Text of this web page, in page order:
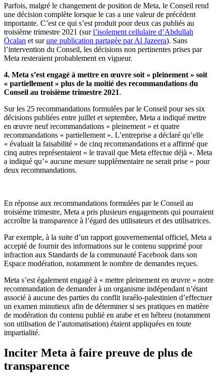
Parfois, malgré le changement de position de Meta, le Conseil rend
une décision complète lorsque le cas a une valeur de précédent
importante. C’est ce qui s’est produit pour deux cas publiés au
troisième trimestre 2021 (surl’isolement cellulaire d’Abdullah
Öcalan et surune publication partagée par Al Jazeera). Sans
l’intervention du Conseil, les décisions non pertinentes prises par
Meta resteraient probablement en vigueur.
4. Meta s’est engagé à mettre en œuvre soit « pleinement » soit
« partiellement » plus de la moitié des recommandations du
Conseil au troisième trimestre 2021.
Sur les 25 recommandations formulées par le Conseil pour ses six
décisions publiées entre juillet et septembre, Meta a indiqué mettre
en œuvre neuf recommandations « pleinement » et quatre
recommandations « partiellement ». L’entreprise a déclaré qu’elle
« évaluait la faisabilité » de cinq recommandations et a affirmé que
cinq autres représentaient « le travail que Meta effectue déjà ». Meta
a indiqué qu’« aucune mesure supplémentaire ne serait prise » pour
deux recommandations.
En réponse aux recommandations formulées par le Conseil au
troisième trimestre, Meta a pris plusieurs engagements qui pourraient
accroître la transparence à l’égard des utilisateurs et des utilisatrices.
Par exemple, à la suite d’un rapport gouvernemental officiel, Meta a
accepté de fournir des informations sur le contenu supprimé pour
infraction aux Standards de la communauté Facebook dans son
Espace modération, notamment le nombre de demandes reçues.
Meta s’est également engagé à « mettre pleinement en œuvre » notre
recommandation de demander à un organisme indépendant n’étant
associé à aucune des parties du conflit israélo-palestinien d’effectuer
un examen minutieux afin de déterminer si ses pratiques en matière
de modération du contenu publié en arabe et en hébreu (notamment
son utilisation de l’automatisation) étaient appliquées en toute
impartialité.
Inciter Meta à faire preuve de plus de
transparence